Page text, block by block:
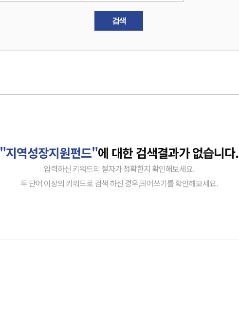
검색
"지역성장지원펀드"에 대한 검색결과가 없습니다.
입력하신 키워드의 철자가 정확한지 확인해보세요.
두 단어 이상의 키워드로 검색 하신 경우,띄어쓰기를 확인해보세요.